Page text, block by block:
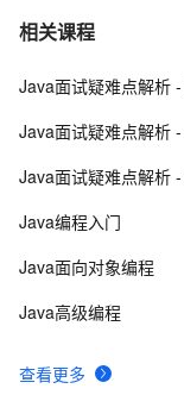
7 Java 图书管理系统
8 Java线程：新特
10java 中的多线程
相关课程
查看更多
Java面试疑难点解析
Java面试疑难点解析
Java面试疑难点解析
Java编程入门
Java面向对象编程
Java高级编程